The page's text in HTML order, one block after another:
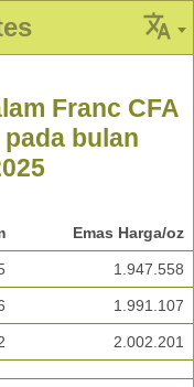
Franc CFA
bulan
Emas Harga/oz
1.947.558
1.991.107
2.002.201